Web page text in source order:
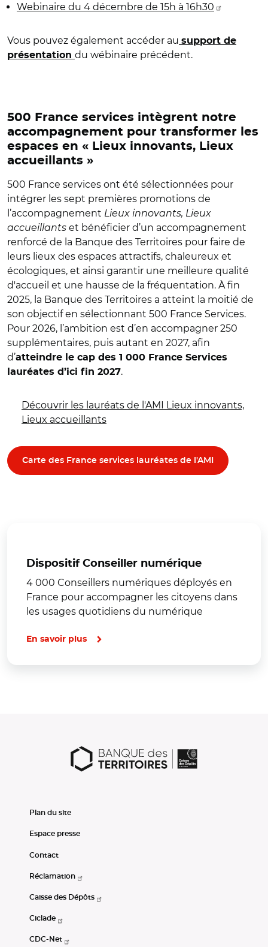
Webinaire du 4 décembre de 15h à 16h30
Vous pouvez également accéder au support de
présentation du wébinaire précédent.
500 France services intègrent notre
accompagnement pour transformer les
espaces en « Lieux innovants, Lieux
accueillants »
500 France services ont été sélectionnées pour
intégrer les sept premières promotions de
l’accompagnement Lieux innovants, Lieux
accueillants et bénéficier d’un accompagnement
renforcé de la Banque des Territoires pour faire de
leurs lieux des espaces attractifs, chaleureux et
écologiques, et ainsi garantir une meilleure qualité
d'accueil et une hausse de la fréquentation. À fin
2025, la Banque des Territoires a atteint la moitié de
son objectif en sélectionnant 500 France Services.
Pour 2026, l’ambition est d’en accompagner 250
supplémentaires, puis autant en 2027, afin
d’atteindre le cap des 1 000 France Services
lauréates d’ici fin 2027.
Découvrir les lauréats de l'AMI Lieux innovants,
Lieux accueillants
Carte des France services lauréates de l'AMI
Dispositif Conseiller numérique
4 000 Conseillers numériques déployés en
France pour accompagner les citoyens dans
les usages quotidiens du numérique
En savoir plus
Plan du site
Espace presse
Contact
Réclamation
Caisse des Dépôts
Ciclade
CDC-Net